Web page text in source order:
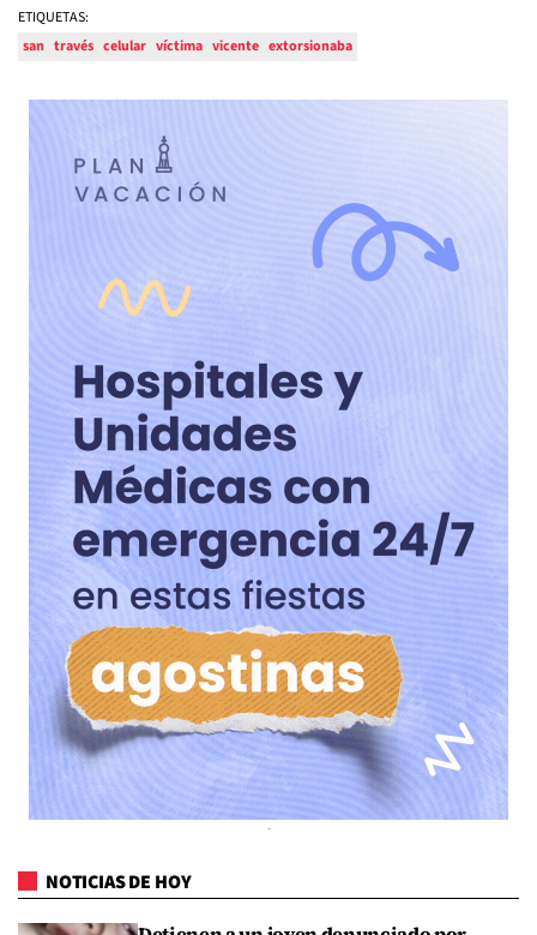
ETIQUETAS:
san través celular víctima vicente extorsionaba
NOTICIAS DE HOY